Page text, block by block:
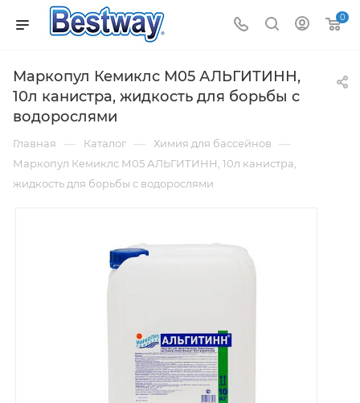
0
Маркопул Кемиклс М05 АЛЬГИТИНН,
10л канистра, жидкость для борьбы с
водорослями
Главная — Каталог — Химия для бассейнов —
Маркопул Кемиклс М05 АЛЬГИТИНН, 10л канистра,
жидкость для борьбы с водорослями